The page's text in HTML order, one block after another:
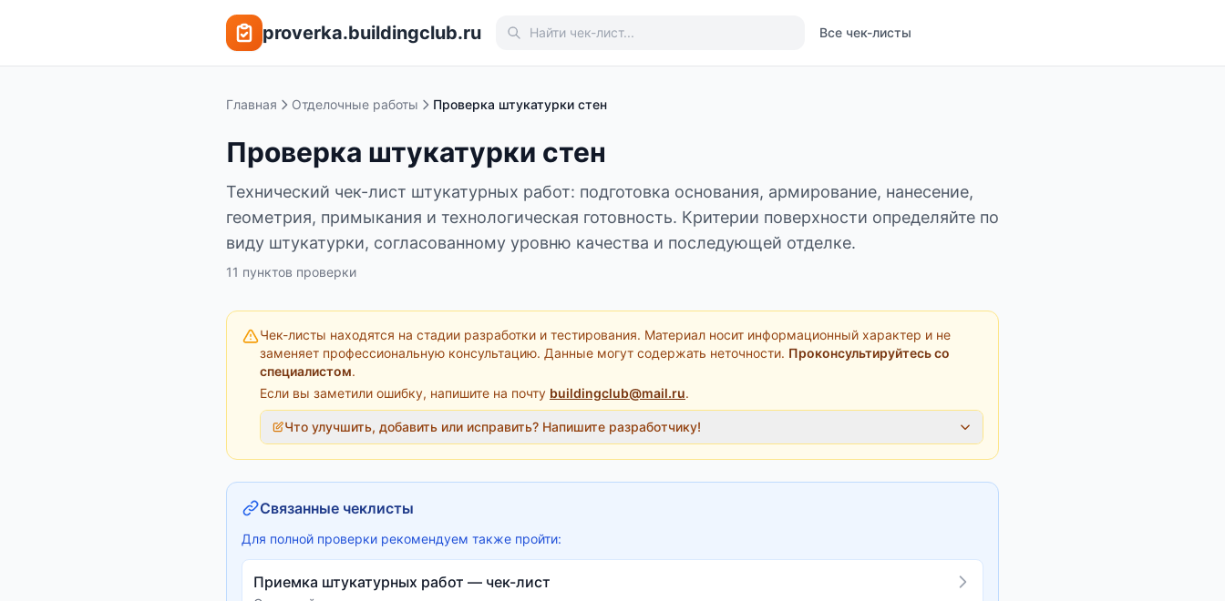
proverka.buildingclub.ru Все чек-листы
Главная Отделочные работы Проверка штукатурки стен
Проверка штукатурки стен
Технический чек-лист штукатурных работ: подготовка основания, армирование, нанесение,
геометрия, примыкания и технологическая готовность. Критерии поверхности определяйте по
виду штукатурки, согласованному уровню качества и последующей отделке.
11 пунктов проверки
Чек-листы находятся на стадии разработки и тестирования. Материал носит информационный характер и не
заменяет профессиональную консультацию. Данные могут содержать неточности. Проконсультируйтесь со
специалистом.
Если вы заметили ошибку, напишите на почту buildingclub@mail.ru.
Что улучшить, добавить или исправить? Напишите разработчику!
Связанные чеклисты
Для полной проверки рекомендуем также пройти:
Приемка штукатурных работ — чек-лист